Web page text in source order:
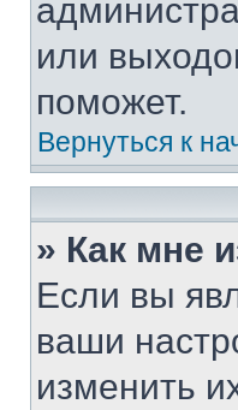
или
поможет.
Вернуться к
» Как мне
Если вы
ваши
изменить